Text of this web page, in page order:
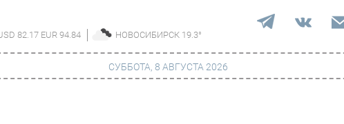
82.17 EUR 94.84 НОВОСИБИРСК 19.3°
СУББОТА, 8 АВГУСТА 2026